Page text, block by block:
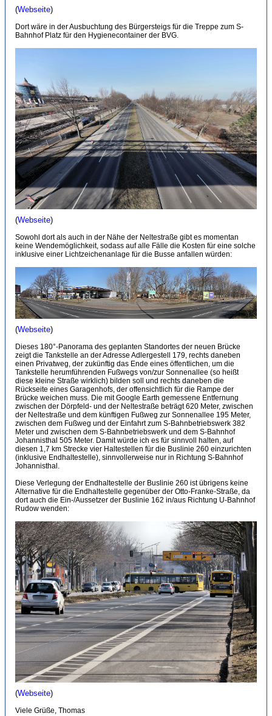
(Webseite)
Dort wäre in der Ausbuchtung des Bürgersteigs für die Treppe zum S-
Bahnhof Platz für den Hygienecontainer der BVG.
(Webseite)
Sowohl dort als auch in der Nähe der Neltestraße gibt es momentan
keine Wendemöglichkeit, sodass auf alle Fälle die Kosten für eine solche
inklusive einer Lichtzeichenanlage für die Busse anfallen würden:
(Webseite)
Dieses 180°-Panorama des geplanten Standortes der neuen Brücke
zeigt die Tankstelle an der Adresse Adlergestell 179, rechts daneben
einen Privatweg, der zukünftig das Ende eines öffentlichen, um die
Tankstelle herumführenden Fußwegs von/zur Sonnenallee (so heißt
diese kleine Straße wirklich) bilden soll und rechts daneben die
Rückseite eines Garagenhofs, der offensichtlich für die Rampe der
Brücke weichen muss. Die mit Google Earth gemessene Entfernung
zwischen der Dörpfeld- und der Neltestraße beträgt 620 Meter, zwischen
der Neltestraße und dem künftigen Fußweg zur Sonnenallee 195 Meter,
zwischen dem Fußweg und der Einfahrt zum S-Bahnbetriebswerk 382
Meter und zwischen dem S-Bahnbetriebswerk und dem S-Bahnhof
Johannisthal 505 Meter. Damit würde ich es für sinnvoll halten, auf
diesen 1,7 km Strecke vier Haltestellen für die Buslinie 260 einzurichten
(inklusive Endhaltestelle), sinnvollerweise nur in Richtung S-Bahnhof
Johannisthal.
Diese Verlegung der Endhaltestelle der Buslinie 260 ist übrigens keine
Alternative für die Endhaltestelle gegenüber der Otto-Franke-Straße, da
dort auch die Ein-/Aussetzer der Buslinie 162 in/aus Richtung U-Bahnhof
Rudow wenden:
(Webseite)
Viele Grüße, Thomas